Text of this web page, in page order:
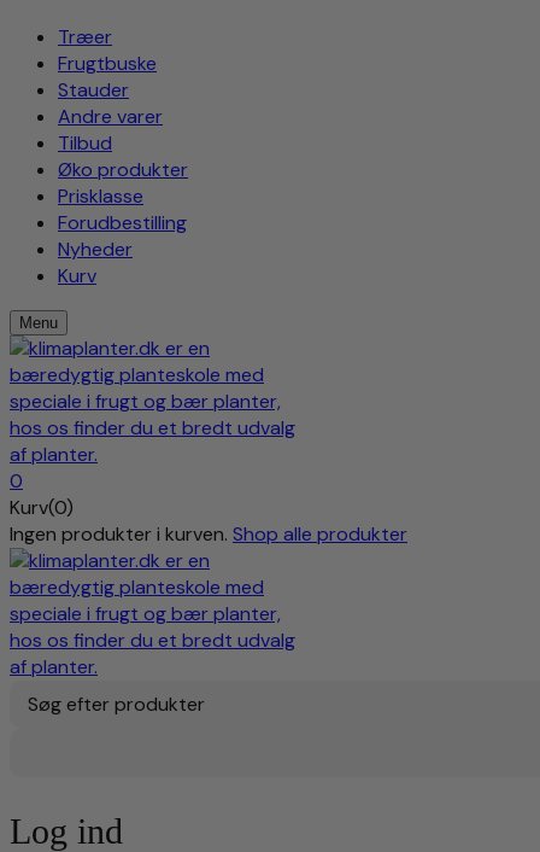
Træer
Frugtbuske
Stauder
Andre varer
Tilbud
Øko produkter
Prisklasse
Forudbestilling
Nyheder
Kurv
Menu
0
Kurv(0)
Ingen produkter i kurven. Shop alle produkter
Søg efter produkter
Log ind